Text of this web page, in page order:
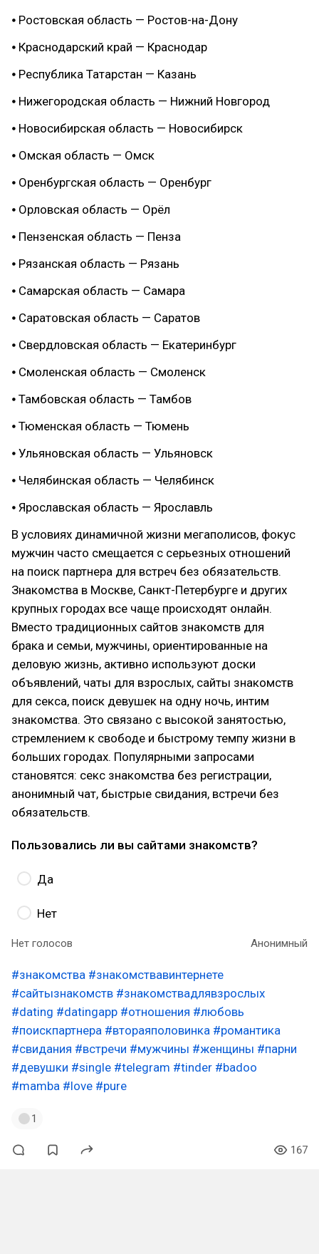
⦁ Ростовская область — Ростов-на-Дону
⦁ Краснодарский край — Краснодар
⦁ Республика Татарстан — Казань
⦁ Нижегородская область — Нижний Новгород
⦁ Новосибирская область — Новосибирск
⦁ Омская область — Омск
⦁ Оренбургская область — Оренбург
⦁ Орловская область — Орёл
⦁ Пензенская область — Пенза
⦁ Рязанская область — Рязань
⦁ Самарская область — Самара
⦁ Саратовская область — Саратов
⦁ Свердловская область — Екатеринбург
⦁ Смоленская область — Смоленск
⦁ Тамбовская область — Тамбов
⦁ Тюменская область — Тюмень
⦁ Ульяновская область — Ульяновск
⦁ Челябинская область — Челябинск
⦁ Ярославская область — Ярославль
В условиях динамичной жизни мегаполисов, фокус
мужчин часто смещается с серьезных отношений
на поиск партнера для встреч без обязательств.
Знакомства в Москве, Санкт-Петербурге и других
крупных городах все чаще происходят онлайн.
Вместо традиционных сайтов знакомств для
брака и семьи, мужчины, ориентированные на
деловую жизнь, активно используют доски
объявлений, чаты для взрослых, сайты знакомств
для секса, поиск девушек на одну ночь, интим
знакомства. Это связано с высокой занятостью,
стремлением к свободе и быстрому темпу жизни в
больших городах. Популярными запросами
становятся: секс знакомства без регистрации,
анонимный чат, быстрые свидания, встречи без
обязательств.
Пользовались ли вы сайтами знакомств?
Да
Нет
Нет голосов Анонимный
#знакомства #знакомствавинтернете
#сайтызнакомств #знакомствадлявзрослых
#dating #datingapp #отношения #любовь
#поискпартнера #втораяполовинка #романтика
#свидания #встречи #мужчины #женщины #парни
#девушки #single #telegram #tinder #badoo
#mamba #love #pure
1
167